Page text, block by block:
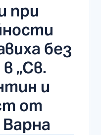
при
без
„Св.
и
от